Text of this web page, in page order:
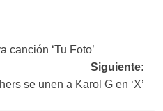
canción ‘Tu Foto’
Siguiente:
se unen a Karol G en ‘X’